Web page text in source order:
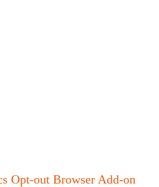
Opt-out Browser Add-on